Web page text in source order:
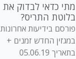
מתי כדאי לבדוק את
בלוטת התריס?
פורסם בידיעות אחרונות
במגזין החדש זמנים +
בתאריך 05.06.19